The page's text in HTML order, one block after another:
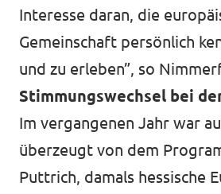
Interesse daran, die
Gemeinschaft persönlich
und zu erleben”, so
Stimmungswechsel bei
Im vergangenen Jahr war
überzeugt von dem
Puttrich, damals hessische